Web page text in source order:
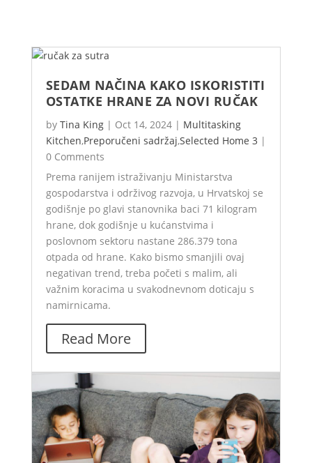
SEDAM NAČINA KAKO ISKORISTITI
OSTATKE HRANE ZA NOVI RUČAK
by Tina King | Oct 14, 2024 | Multitasking
Kitchen,Preporučeni sadržaj,Selected Home 3 |
0 Comments
Prema ranijem istraživanju Ministarstva
gospodarstva i održivog razvoja, u Hrvatskoj se
godišnje po glavi stanovnika baci 71 kilogram
hrane, dok godišnje u kućanstvima i
poslovnom sektoru nastane 286.379 tona
otpada od hrane. Kako bismo smanjili ovaj
negativan trend, treba početi s malim, ali
važnim koracima u svakodnevnom doticaju s
namirnicama.
Read More